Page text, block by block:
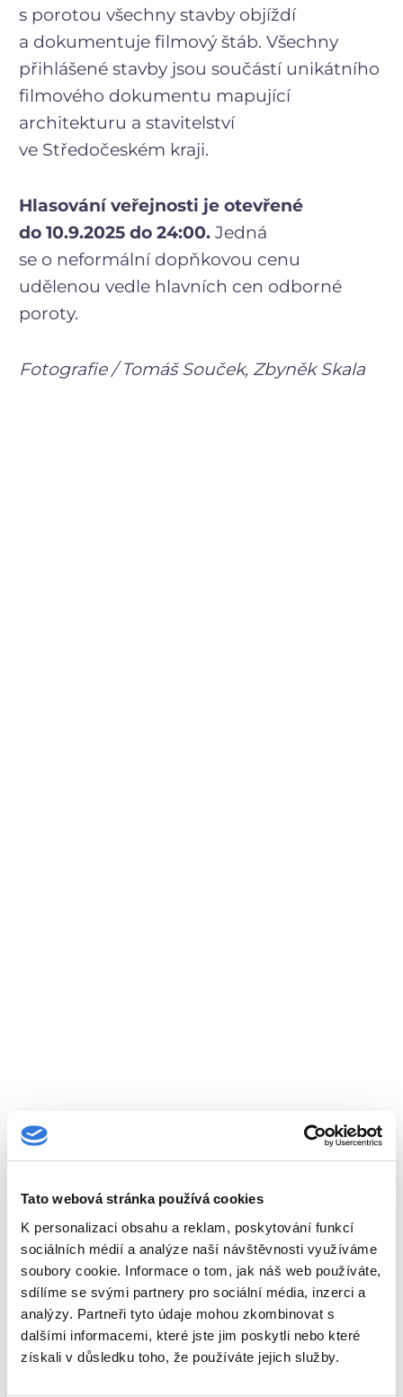
Tato webová stránka používá cookies
K personalizaci obsahu a reklam, poskytování funkcí
sociálních médií a analýze naší návštěvnosti využíváme
soubory cookie. Informace o tom, jak náš web používáte,
sdílíme se svými partnery pro sociální média, inzerci a
analýzy. Partneři tyto údaje mohou zkombinovat s
dalšími informacemi, které jste jim poskytli nebo které
získali v důsledku toho, že používáte jejich služby.
s porotou všechny stavby objíždí
a dokumentuje filmový štáb. Všechny
přihlášené stavby jsou součástí unikátního
filmového dokumentu mapující
architekturu a stavitelství
ve Středočeském kraji.
Hlasování veřejnosti je otevřené
do 10.9.2025 do 24:00. Jedná
se o neformální dopňkovou cenu
udělenou vedle hlavních cen odborné
poroty.
Fotografie / Tomáš Souček, Zbyněk Skala